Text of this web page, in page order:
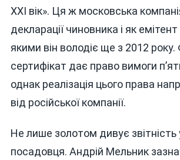
XXI вік». Ця ж московська
декларації чиновника і як емітент
якими він володіє ще з 2012
сертифікат дає право вимоги
однак реалізація цього права
від російської компанії.
Не лише золотом дивує звітність
посадовця. Андрій Мельник